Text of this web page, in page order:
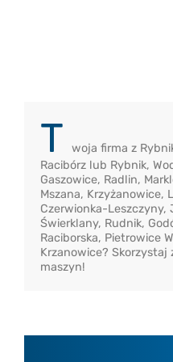
T
woja firma z
Racibórz lub Rybnik,
Gaszowice, Radlin,
Mszana, Krzyżanowice,
Czerwionka-Leszczyny,
Świerklany, Rudnik,
Raciborska, Pietrowice
Krzanowice?
maszyn!